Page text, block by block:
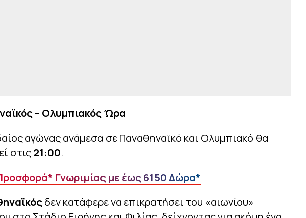
– Ολυμπιακός Ώρα
αγώνας ανάμεσα σε Παναθηναϊκό και Ολυμπιακό θα
στις21:00.
Γνωριμίας με έως 6150 Δώρα*
δεν κατάφερε να επικρατήσει του «αιωνίου»